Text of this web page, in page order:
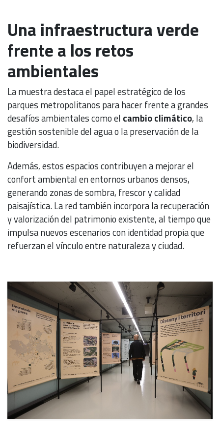
Una infraestructura verde
frente a los retos
ambientales
La muestra destaca el papel estratégico de los
parques metropolitanos para hacer frente a grandes
desafíos ambientales como el cambio climático, la
gestión sostenible del agua o la preservación de la
biodiversidad.
Además, estos espacios contribuyen a mejorar el
confort ambiental en entornos urbanos densos,
generando zonas de sombra, frescor y calidad
paisajística. La red también incorpora la recuperación
y valorización del patrimonio existente, al tiempo que
impulsa nuevos escenarios con identidad propia que
refuerzan el vínculo entre naturaleza y ciudad.